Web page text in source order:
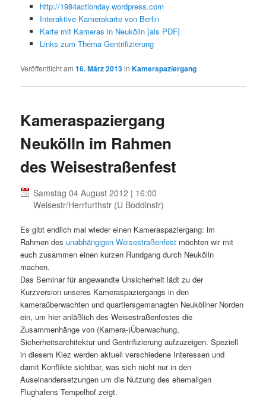
http://1984actionday.wordpress.com
Interaktive Kamerakarte von Berlin
Karte mit Kameras in Neukölln [als PDF]
Links zum Thema Gentrifizierung
Veröffentlicht am16. März 2013in Kamerspaziergang
Kameraspaziergang
Neukölln im Rahmen
des Weisestraßenfest
Samstag 04 August 2012 | 16:00
Weisestr/Herrfurthstr (U Boddinstr)
Es gibt endlich mal wieder einen Kameraspaziergang: im
Rahmen desunabhängigen Weisestraßenfest möchten wir mit
euch zusammen einen kurzen Rundgang durch Neukölln
machen.
Das Seminar für angewandte Unsicherheit lädt zu der
Kurzversion unseres Kameraspaziergangs in den
kameraüberwachten und quartiersgemanagten Neuköllner Norden
ein, um hier anläßlich des Weisestraßenfestes die
Zusammenhänge von (Kamera-)Überwachung,
Sicherheitsarchitektur und Gentrifizierung aufzuzeigen. Speziell
in diesem Kiez werden aktuell verschiedene Interessen und
damit Konflikte sichtbar, was sich nicht nur in den
Auseinandersetzungen um die Nutzung des ehemaligen
Flughafens Tempelhof zeigt.